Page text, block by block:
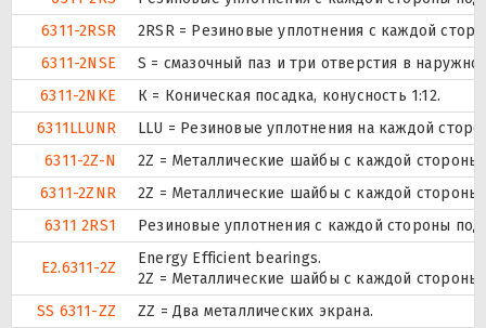
6311-2RSR
2RSR = Резиновые уплотнения с каждой
6311-2NSE
S = смазочный паз и три отверстия в
6311-2NKE
К = Коническая посадка, конусность 1:12.
6311LLUNR
LLU = Резиновые уплотнения на каждой
6311-2Z-N
2Z = Металлические шайбы с каждой
6311-2ZNR
2Z = Металлические шайбы с каждой
6311 2RS1
Резиновые уплотнения с каждой стороны
E2.6311-2Z
Energy Efficient bearings.
2Z = Металлические шайбы с каждой
SS 6311-ZZ
ZZ = Два металлических экрана.